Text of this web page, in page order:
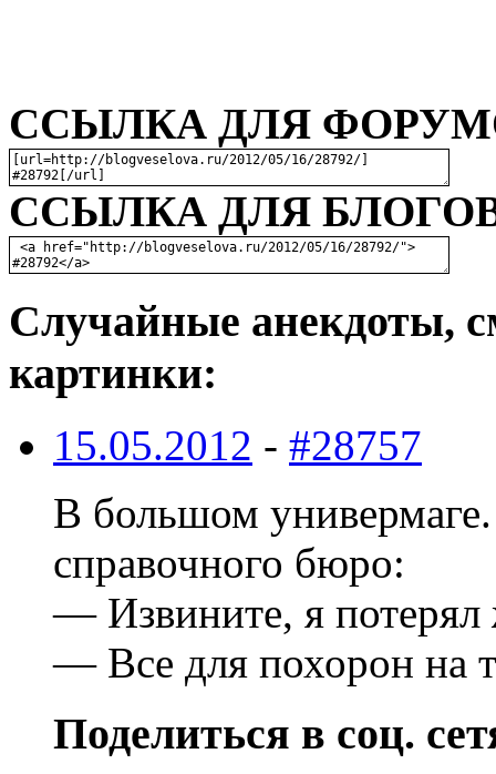
ССЫЛКА ДЛЯ
ССЫЛКА ДЛЯ БЛОГОВ
Случайные анекдоты,
картинки:
15.05.2012 - #28757
В большом
справочного бюро:
— Извините, я
— Все для похорон на
Поделиться в соц.